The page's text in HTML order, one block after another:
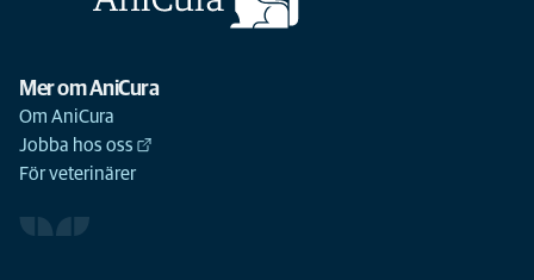
Mer om AniCura
Om AniCura
Jobba hos oss
För veterinärer